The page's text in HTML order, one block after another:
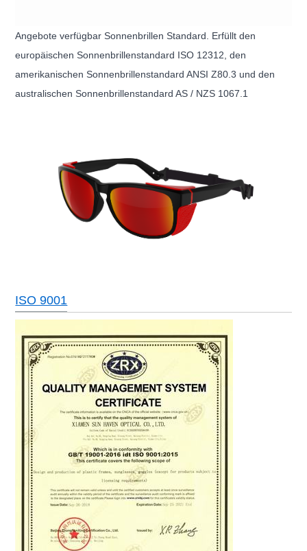
Angebote verfügbar Sonnenbrillen Standard. Erfüllt den
europäischen Sonnenbrillenstandard ISO 12312, den
amerikanischen Sonnenbrillenstandard ANSI Z80.3 und den
australischen Sonnenbrillenstandard AS / NZS 1067.1
ISO 9001